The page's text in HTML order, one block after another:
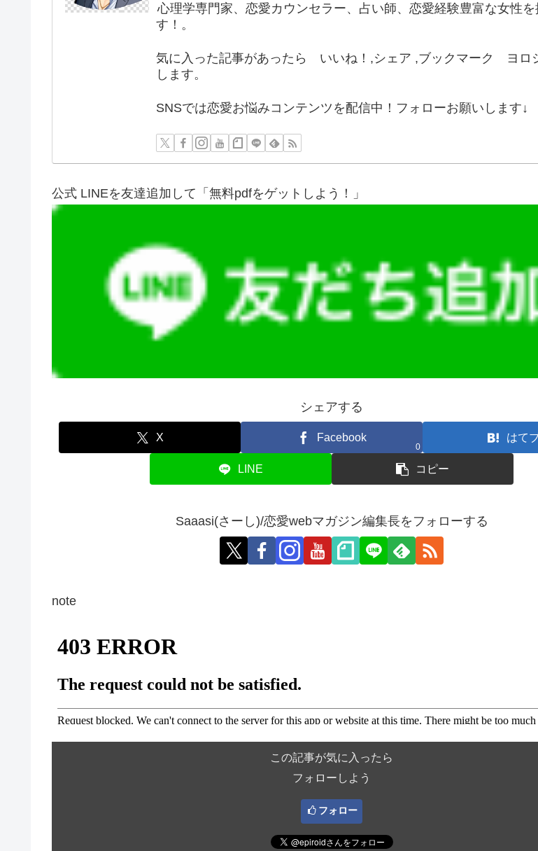
心理学専門家、恋愛カウンセラー、占い師、恋愛経験豊富な女性を
す！。
気に入った記事があったら いいね！,シェア ,ブックマーク ヨロ
します。
SNSでは恋愛お悩みコンテンツを配信中！フォローお願いします↓
公式 LINEを友達追加して「無料pdfをゲットしよう！」
シェアする
X Facebook
0
はて
LINE コピー
Saaasi(さーし)/恋愛webマガジン編集長をフォローする
note
この記事が気に入ったら
フォローしよう
フォロー